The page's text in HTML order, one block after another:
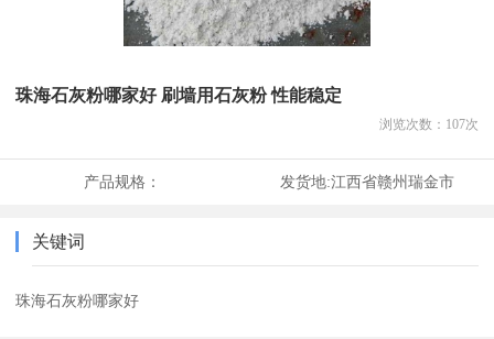
珠海石灰粉哪家好 刷墙用石灰粉 性能稳定
浏览次数： 107次
产品规格： 发货地:江西省赣州瑞金市
关键词
珠海石灰粉哪家好